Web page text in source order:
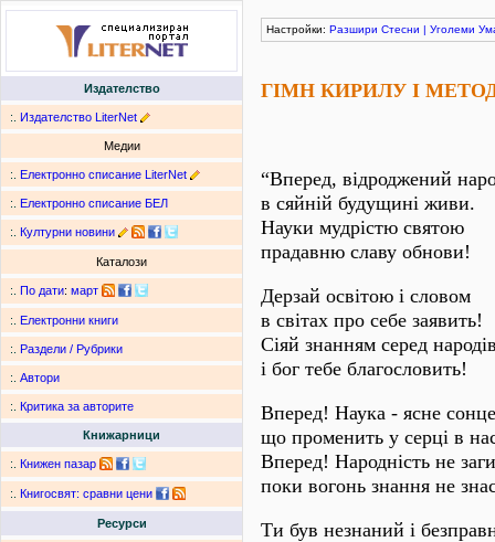
Издателство
:. Издателство LiterNet
Медии
:. Електронно списание LiterNet
:. Електронно списание БЕЛ
:. Културни новини
Каталози
:. По дати: март
:. Електронни книги
:. Раздели / Рубрики
:. Автори
:. Критика за авторите
Книжарници
:. Книжен пазар
:. Книгосвят: сравни цени
Ресурси
Настройки: Разшири Стесни | Уголеми
ГІМН КИРИЛУ І
“Вперед, відроджений
в сяйній будущині живи.
Науки мудрістю святою
прадавню славу обнови!
Дерзай освітою і словом
в світах про себе заявить!
Сіяй знанням серед
і бог тебе благословить!
Вперед! Наука - ясне
що променить у серці в
Вперед! Народність не
поки вогонь знання не
Ти був незнаний і